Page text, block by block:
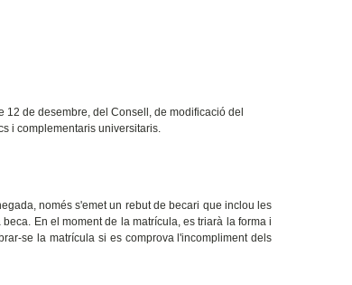
12 de desembre, del Consell, de modificació del
i complementaris universitaris.
només s'emet un rebut de becari que inclou les
En el moment de la matrícula, es triarà la forma i
se la matrícula si es comprova l'incompliment dels